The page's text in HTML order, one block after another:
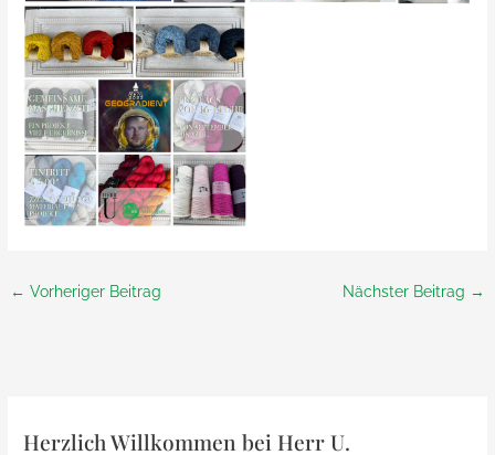
← Vorheriger Beitrag Nächster Beitrag →
Herzlich Willkommen bei Herr U.